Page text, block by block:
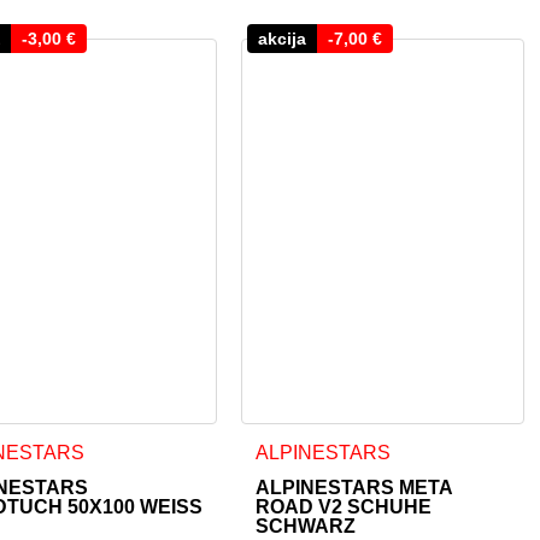
gewählt werden
Die Optionen können auf der Produktseite gewählt werden
-3,00 €
50X100 WEISS
akcija -7,00€
ALPINESTARS
ALPINESTARS META
ROAD V2 SCHUHE
SCHWARZ
Dieses Produkt weist mehrere